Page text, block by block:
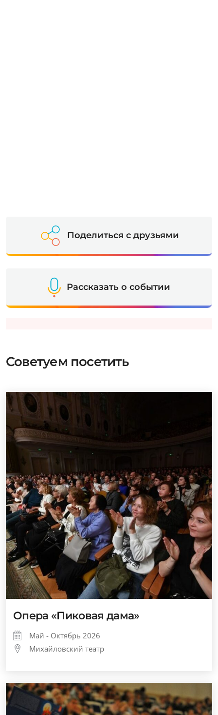
Поделиться с друзьями
Рассказать о событии
Советуем посетить
Опера «Пиковая дама»
Май - Октябрь 2026
Михайловский театр